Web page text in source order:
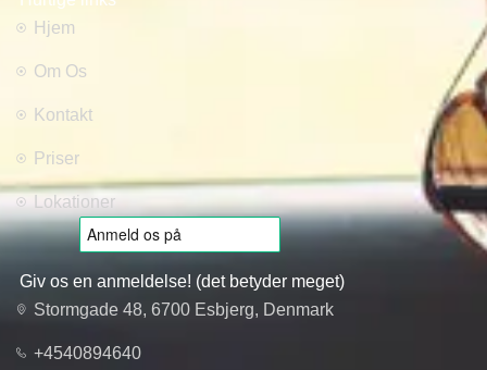
Hjem
Om Os
Kontakt
Priser
Lokationer
Giv os en anmeldelse! (det betyder meget)
Stormgade 48, 6700 Esbjerg, Denmark
+4540894640